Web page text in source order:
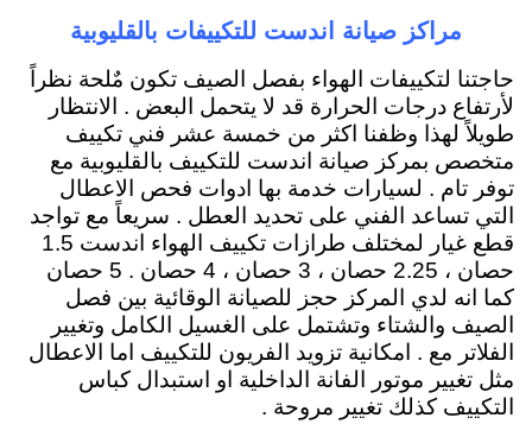
مراكز صيانة اندست للتكييفات بالقليوبية
حاجتنا لتكييفات الهواء بفصل الصيف تكون مٌلحة نظراً
لأرتفاع درجات الحرارة قد لا يتحمل البعض . الانتظار
طويلاً لهذا وظفنا اكثر من خمسة عشر فني تكييف
متخصص بمركز صيانة اندست للتكييف بالقليوبية مع
توفر تام . لسيارات خدمة بها ادوات فحص الاعطال
التي تساعد الفني على تحديد العطل . سريعاً مع تواجد
قطع غيار لمختلف طرازات تكييف الهواء اندست 1.5
حصان ، 2.25 حصان ، 3 حصان ، 4 حصان . 5 حصان
كما انه لدي المركز حجز للصيانة الوقائية بين فصل
الصيف والشتاء وتشتمل على الغسيل الكامل وتغيير
الفلاتر مع . امكانية تزويد الفريون للتكييف اما الاعطال
مثل تغيير موتور الفانة الداخلية او استبدال كباس
التكييف كذلك تغيير مروحة .